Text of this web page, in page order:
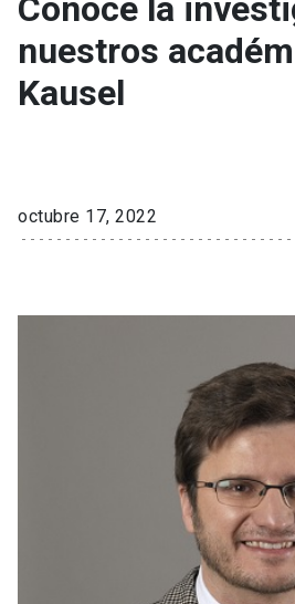
Conoce la
nuestros
Kausel
octubre 17, 2022